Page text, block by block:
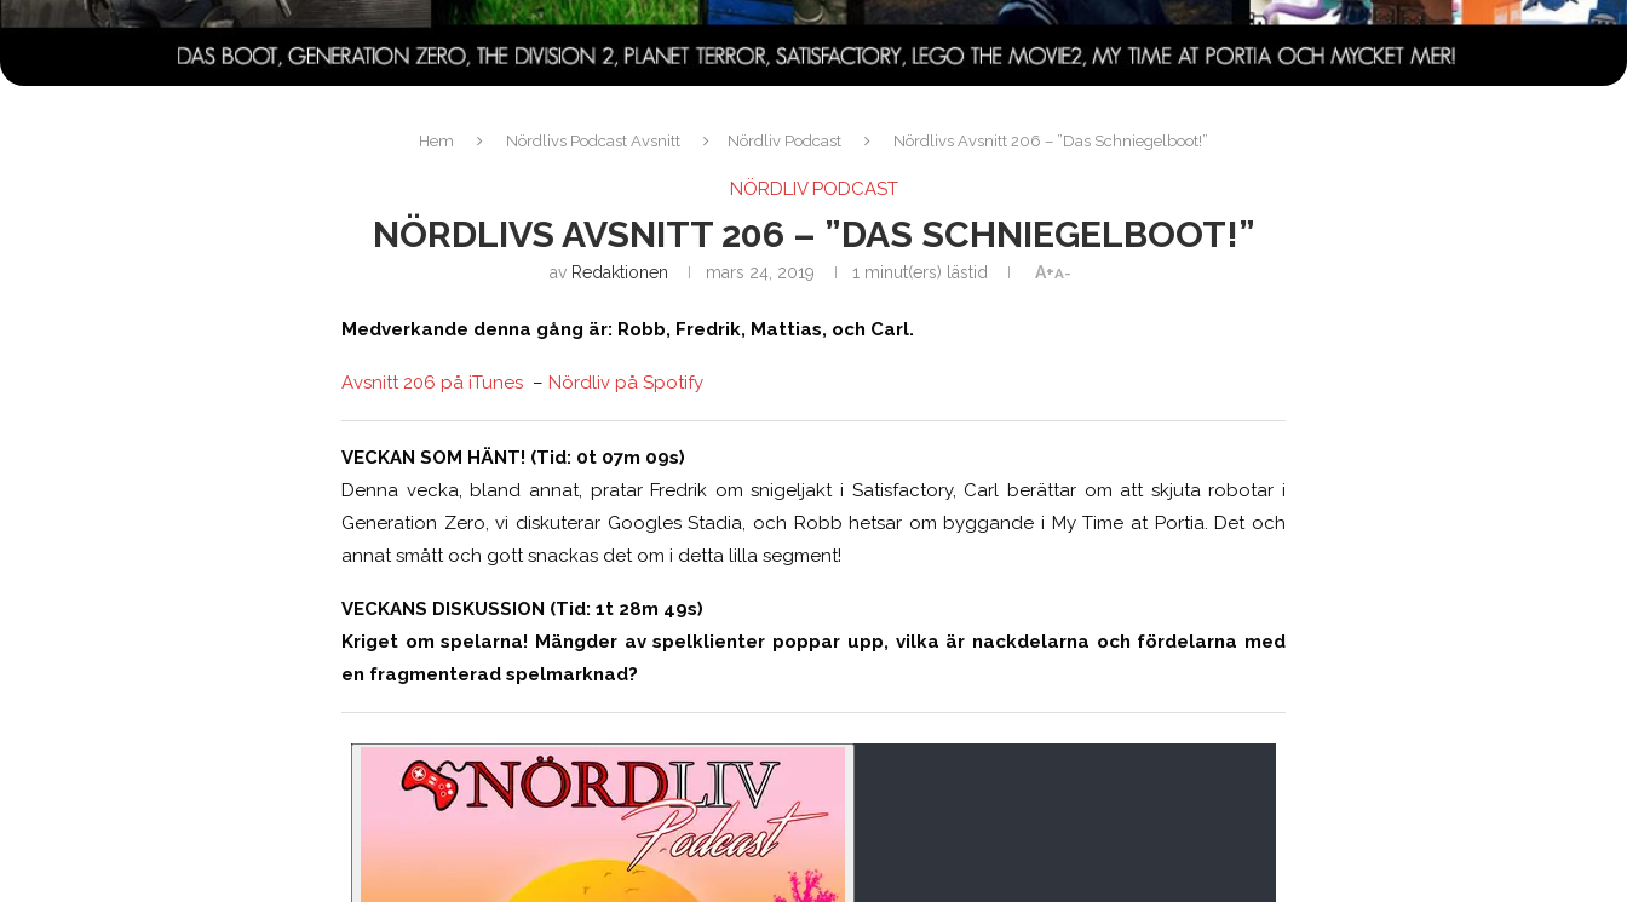
Hem Nördlivs Podcast Avsnitt Nördliv Podcast Nördlivs Avsnitt 206 – ”Das Schniegelboot!”
NÖRDLIV PODCAST
NÖRDLIVS AVSNITT 206 – ”DAS SCHNIEGELBOOT!”
av Redaktionen mars 24, 2019 1 minut(ers) lästid A+A-
Medverkande denna gång är: Robb, Fredrik, Mattias, och Carl.
Avsnitt 206 på iTunes – Nördliv på Spotify
VECKAN SOM HÄNT! (Tid: 0t 07m 09s)
Denna vecka, bland annat, pratar Fredrik om snigeljakt i Satisfactory, Carl berättar om att skjuta robotar i
Generation Zero, vi diskuterar Googles Stadia, och Robb hetsar om byggande i My Time at Portia. Det och
annat smått och gott snackas det om i detta lilla segment!
VECKANS DISKUSSION (Tid: 1t 28m 49s)
Kriget om spelarna! Mängder av spelklienter poppar upp, vilka är nackdelarna och fördelarna med
en fragmenterad spelmarknad?